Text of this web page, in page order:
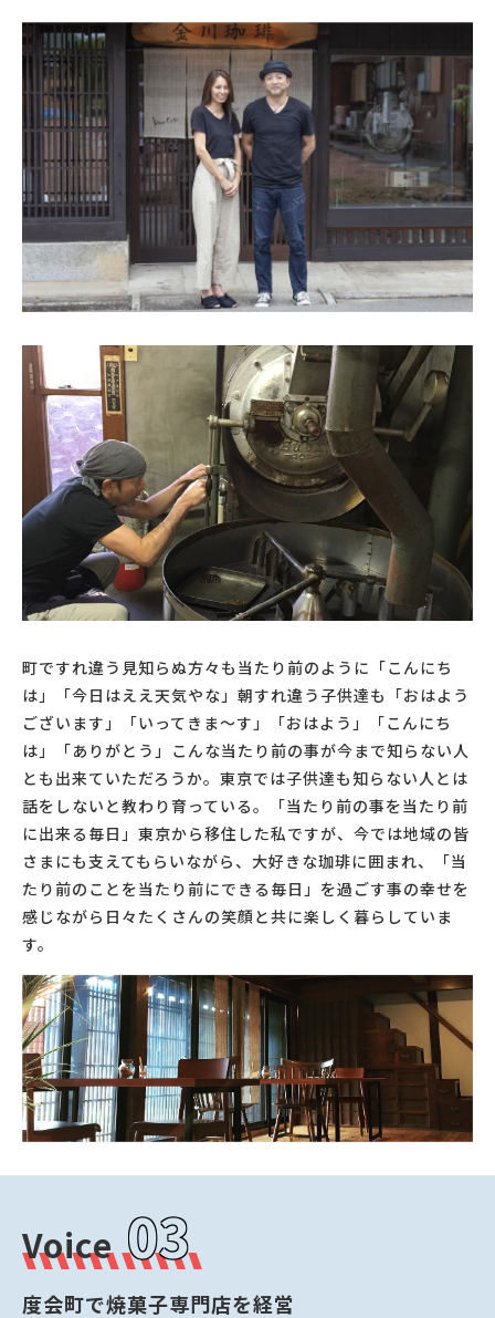
町ですれ違う見知らぬ方々も当たり前のように「こんにち
は」「今日はええ天気やな」朝すれ違う子供達も「おはよう
ございます」「いってきま～す」「おはよう」「こんにち
は」「ありがとう」こんな当たり前の事が今まで知らない人
とも出来ていただろうか。東京では子供達も知らない人とは
話をしないと教わり育っている。「当たり前の事を当たり前
に出来る毎日」東京から移住した私ですが、今では地域の皆
さまにも支えてもらいながら、大好きな珈琲に囲まれ、「当
たり前のことを当たり前にできる毎日」を過ごす事の幸せを
感じながら日々たくさんの笑顔と共に楽しく暮らしていま
す。
Voice 03
度会町で焼菓子専門店を経営